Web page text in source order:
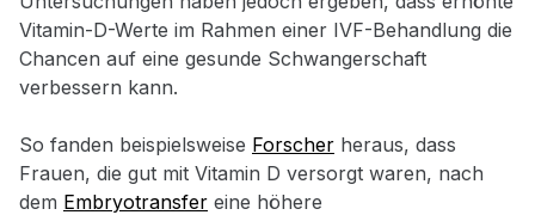
Vitamin-D-Werte im Rahmen einer IVF-Behandlung die
Chancen auf eine gesunde Schwangerschaft
verbessern kann.
So fanden beispielsweise Forscher heraus, dass
Frauen, die gut mit Vitamin D versorgt waren, nach
dem Embryotransfer eine höhere